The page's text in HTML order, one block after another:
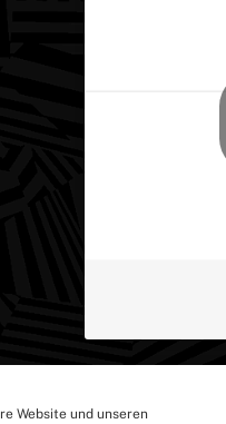
Website und unseren